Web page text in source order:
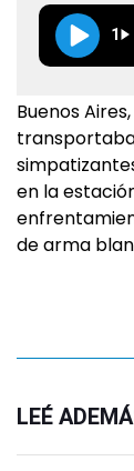
1
Buenos
en la
de arma
LEÉ